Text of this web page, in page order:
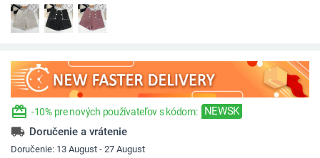
redeem -10% pre nových používateľov s kódom: NEWSK
local_shipping Doručenie a vrátenie
Doručenie: 13 August - 27 August